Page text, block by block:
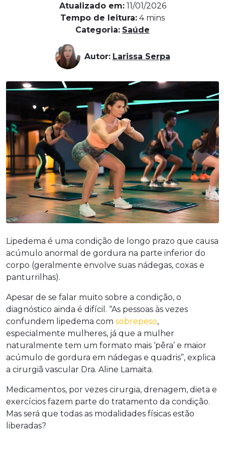
Atualizado em: 11/01/2026
Tempo de leitura: 4 mins
Categoria: Saúde
Autor: Larissa Serpa
Lipedema é uma condição de longo prazo que causa
acúmulo anormal de gordura na parte inferior do
corpo (geralmente envolve suas nádegas, coxas e
panturrilhas).
Apesar de se falar muito sobre a condição, o
diagnóstico ainda é difícil. “As pessoas às vezes
confundem lipedema com sobrepeso,
especialmente mulheres, já que a mulher
naturalmente tem um formato mais ‘pêra’ e maior
acúmulo de gordura em nádegas e quadris”, explica
a cirurgiã vascular Dra. Aline Lamaita.
Medicamentos, por vezes cirurgia, drenagem, dieta e
exercícios fazem parte do tratamento da condição.
Mas será que todas as modalidades físicas estão
liberadas?